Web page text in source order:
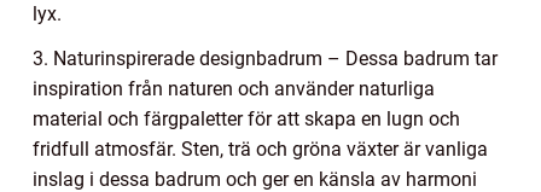
lyx.
3. Naturinspirerade designbadrum – Dessa badrum tar
inspiration från naturen och använder naturliga
material och färgpaletter för att skapa en lugn och
fridfull atmosfär. Sten, trä och gröna växter är vanliga
inslag i dessa badrum och ger en känsla av harmoni